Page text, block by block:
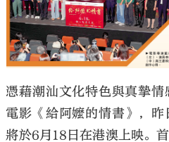
大公文匯
憑藉潮汕文化特色與真摯
電影《給阿嬤的情書》，
將於6月18日在港澳上映。